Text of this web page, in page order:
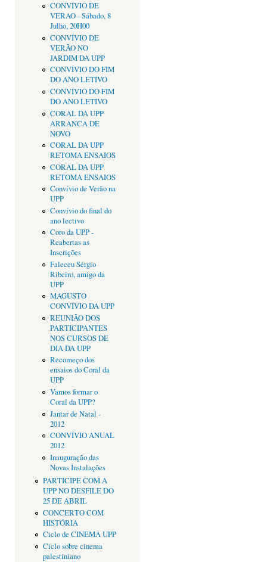
CONVÍVIO DE
VERAO - Sábado, 8
Julho, 20H00
CONVÍVIO DE
VERÃO NO
JARDIM DA UPP
CONVÍVIO DO FIM
DO ANO LETIVO
CONVÍVIO DO FIM
DO ANO LETIVO
CORAL DA UPP
ARRANCA DE
NOVO
CORAL DA UPP
RETOMA ENSAIOS
CORAL DA UPP
RETOMA ENSAIOS
Convívio de Verão na
UPP
Convívio do final do
ano lectivo
Coro da UPP -
Reabertas as
Inscrições
Faleceu Sérgio
Ribeiro, amigo da
UPP
MAGUSTO
CONVÍVIO DA UPP
REUNIÃO DOS
PARTICIPANTES
NOS CURSOS DE
DIA DA UPP
Recomeço dos
ensaios do Coral da
UPP
Vamos formar o
Coral da UPP?
Jantar de Natal -
2012
CONVÍVIO ANUAL
2012
Inauguração das
Novas Instalações
PARTICIPE COM A
UPP NO DESFILE DO
25 DE ABRIL
CONCERTO COM
HISTÓRIA
Ciclo de CINEMA UPP
Ciclo sobre cinema
palestiniano